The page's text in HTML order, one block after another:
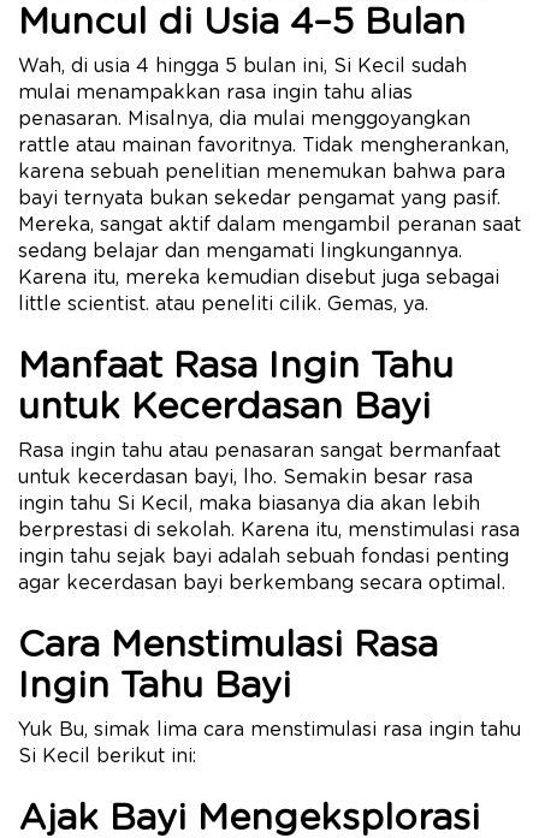
Muncul di Usia 4–5 Bulan
Wah, di usia 4 hingga 5 bulan ini, Si Kecil sudah
mulai menampakkan rasa ingin tahu alias
penasaran. Misalnya, dia mulai menggoyangkan
rattle atau mainan favoritnya. Tidak mengherankan,
karena sebuah penelitian menemukan bahwa para
bayi ternyata bukan sekedar pengamat yang pasif.
Mereka, sangat aktif dalam mengambil peranan saat
sedang belajar dan mengamati lingkungannya.
Karena itu, mereka kemudian disebut juga sebagai
little scientist. atau peneliti cilik. Gemas, ya.
Manfaat Rasa Ingin Tahu
untuk Kecerdasan Bayi
Rasa ingin tahu atau penasaran sangat bermanfaat
untuk kecerdasan bayi, lho. Semakin besar rasa
ingin tahu Si Kecil, maka biasanya dia akan lebih
berprestasi di sekolah. Karena itu, menstimulasi rasa
ingin tahu sejak bayi adalah sebuah fondasi penting
agar kecerdasan bayi berkembang secara optimal.
Cara Menstimulasi Rasa
Ingin Tahu Bayi
Yuk Bu, simak lima cara menstimulasi rasa ingin tahu
Si Kecil berikut ini:
Ajak Bayi Mengeksplorasi